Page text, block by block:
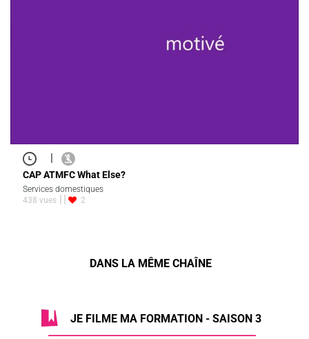
|
CAP ATMFC What Else?
Services domestiques
438 vues
2
DANS LA MÊME CHAÎNE
JE FILME MA FORMATION - SAISON 3